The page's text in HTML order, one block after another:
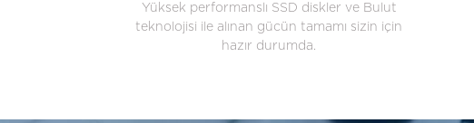
Yüksek performanslı SSD diskler ve Bulut
teknolojisi ile alınan gücün tamamı sizin için
hazır durumda.